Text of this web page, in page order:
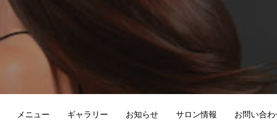
メニュー ギャラリー お知らせ サロン情報 お問い合わ